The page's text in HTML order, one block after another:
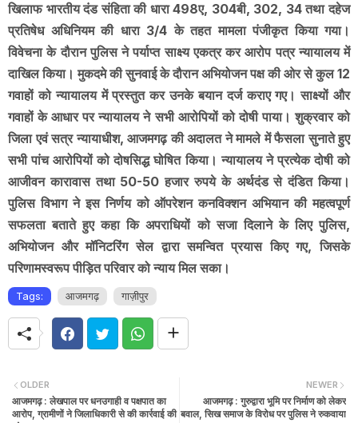
खिलाफ भारतीय दंड संहिता की धारा 498ए, 304बी, 302, 34 तथा दहेज
प्रतिषेध अधिनियम की धारा 3/4 के तहत मामला पंजीकृत किया गया।
विवेचना के दौरान पुलिस ने पर्याप्त साक्ष्य एकत्र कर आरोप पत्र न्यायालय में
दाखिल किया। मुकदमे की सुनवाई के दौरान अभियोजन पक्ष की ओर से कुल 12
गवाहों को न्यायालय में प्रस्तुत कर उनके बयान दर्ज कराए गए। साक्ष्यों और
गवाहों के आधार पर न्यायालय ने सभी आरोपियों को दोषी पाया। शुक्रवार को
जिला एवं सत्र न्यायाधीश, आजमगढ़ की अदालत ने मामले में फैसला सुनाते हुए
सभी पांच आरोपियों को दोषसिद्ध घोषित किया। न्यायालय ने प्रत्येक दोषी को
आजीवन कारावास तथा 50-50 हजार रुपये के अर्थदंड से दंडित किया।
पुलिस विभाग ने इस निर्णय को ऑपरेशन कनविक्शन अभियान की महत्वपूर्ण
सफलता बताते हुए कहा कि अपराधियों को सजा दिलाने के लिए पुलिस,
अभियोजन और मॉनिटरिंग सेल द्वारा समन्वित प्रयास किए गए, जिसके
परिणामस्वरूप पीड़ित परिवार को न्याय मिल सका।
Tags: आजमगढ़ गाज़ीपुर
NEWER
आजमगढ़ : गुरुद्वारा भूमि पर निर्माण को लेकर
बवाल, सिख समाज के विरोध पर पुलिस ने रुकवाया
OLDER
आजमगढ़ : लेखपाल पर धनउगाही व पक्षपात का
आरोप, ग्रामीणों ने जिलाधिकारी से की कार्रवाई की